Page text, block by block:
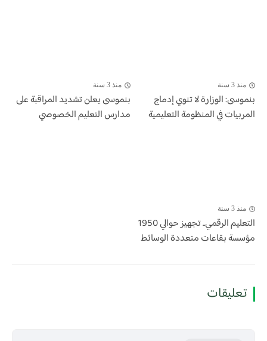
منذ 3 سنة
بنموسى: الوزارة لا تنوي إدماج
المربيات في المنظومة التعليمية
منذ 3 سنة
بنموسى يعلن تشديد المراقبة على
مدارس التعليم الخصوصي
منذ 3 سنة
التعليم الرقمي.. تجهيز حوالي 1950
مؤسسة بقاعات متعددة الوسائط
تعليقات